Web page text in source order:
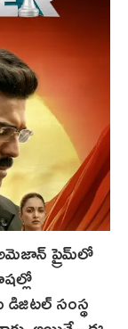
ప్రైమ్‌లో
సంస్థ